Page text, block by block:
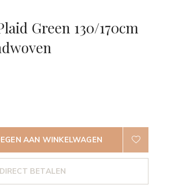
Green 130/170cm
AAN WINKELWAGEN
DIRECT BETALEN